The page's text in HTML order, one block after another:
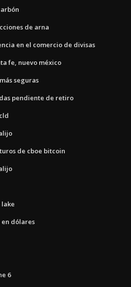
de arna
en el comercio de divisas
fe, nuevo méxico
seguras
pendiente de retiro
de cboe bitcoin
en dólares
6